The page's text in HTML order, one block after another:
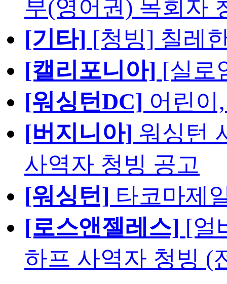
부(영어권) 목회자
[기타] [청빙] 칠레
[캘리포니아] [실로
[워싱턴DC] 어린이
[버지니아] 워싱턴
사역자 청빙 공고
[워싱턴] 타코마제
[로스앤젤레스] [얼
하프 사역자 청빙 (